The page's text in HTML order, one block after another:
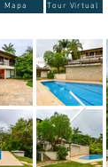
Mapa Tour Virtual